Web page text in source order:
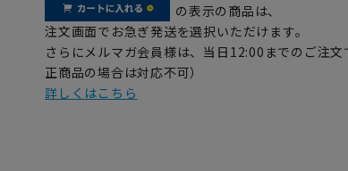
の表示の商品は、
注文画面でお急ぎ発送を選択いただけます。
さらにメルマガ会員様は、当日12:00までのご注
正商品の場合は対応不可）
詳しくはこちら